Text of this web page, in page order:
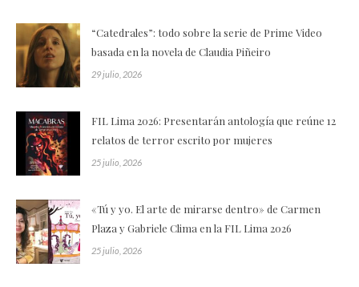
“Catedrales”: todo sobre la serie de Prime Video
basada en la novela de Claudia Piñeiro
29 julio, 2026
FIL Lima 2026: Presentarán antología que reúne 12
relatos de terror escrito por mujeres
25 julio, 2026
«Tú y yo. El arte de mirarse dentro» de Carmen
Plaza y Gabriele Clima en la FIL Lima 2026
25 julio, 2026